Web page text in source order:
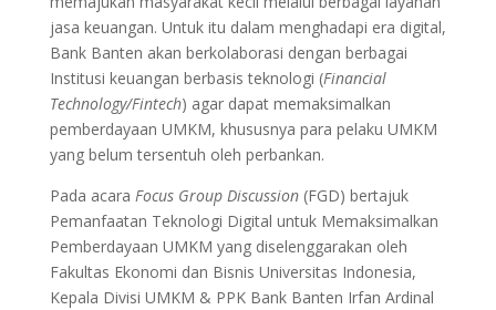
jasa keuangan. Untuk itu dalam menghadapi era digital,
Bank Banten akan berkolaborasi dengan berbagai
Institusi keuangan berbasis teknologi (Financial
Technology/Fintech) agar dapat memaksimalkan
pemberdayaan UMKM, khususnya para pelaku UMKM
yang belum tersentuh oleh perbankan.
Pada acara Focus Group Discussion(FGD) bertajuk
Pemanfaatan Teknologi Digital untuk Memaksimalkan
Pemberdayaan UMKM yang diselenggarakan oleh
Fakultas Ekonomi dan Bisnis Universitas Indonesia,
Kepala Divisi UMKM & PPK Bank Banten Irfan Ardinal